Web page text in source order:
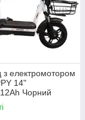
з електромотором
14"
Чорний